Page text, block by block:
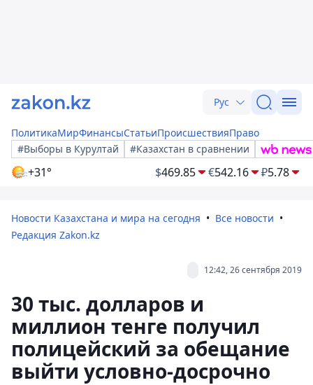
Рус
ПолитикаМирФинансыСтатьиПроисшествияПраво
#Выборы в Курултай
#Казахстан в сравнении
+31° $469.85 €542.16 ₽5.78
Новости Казахстана и мира на сегодня
Все новости
Редакция Zakon.kz
12:42, 26 сентября 2019
30 тыс. долларов и
миллион тенге получил
полицейский за обещание
выйти условно-досрочно